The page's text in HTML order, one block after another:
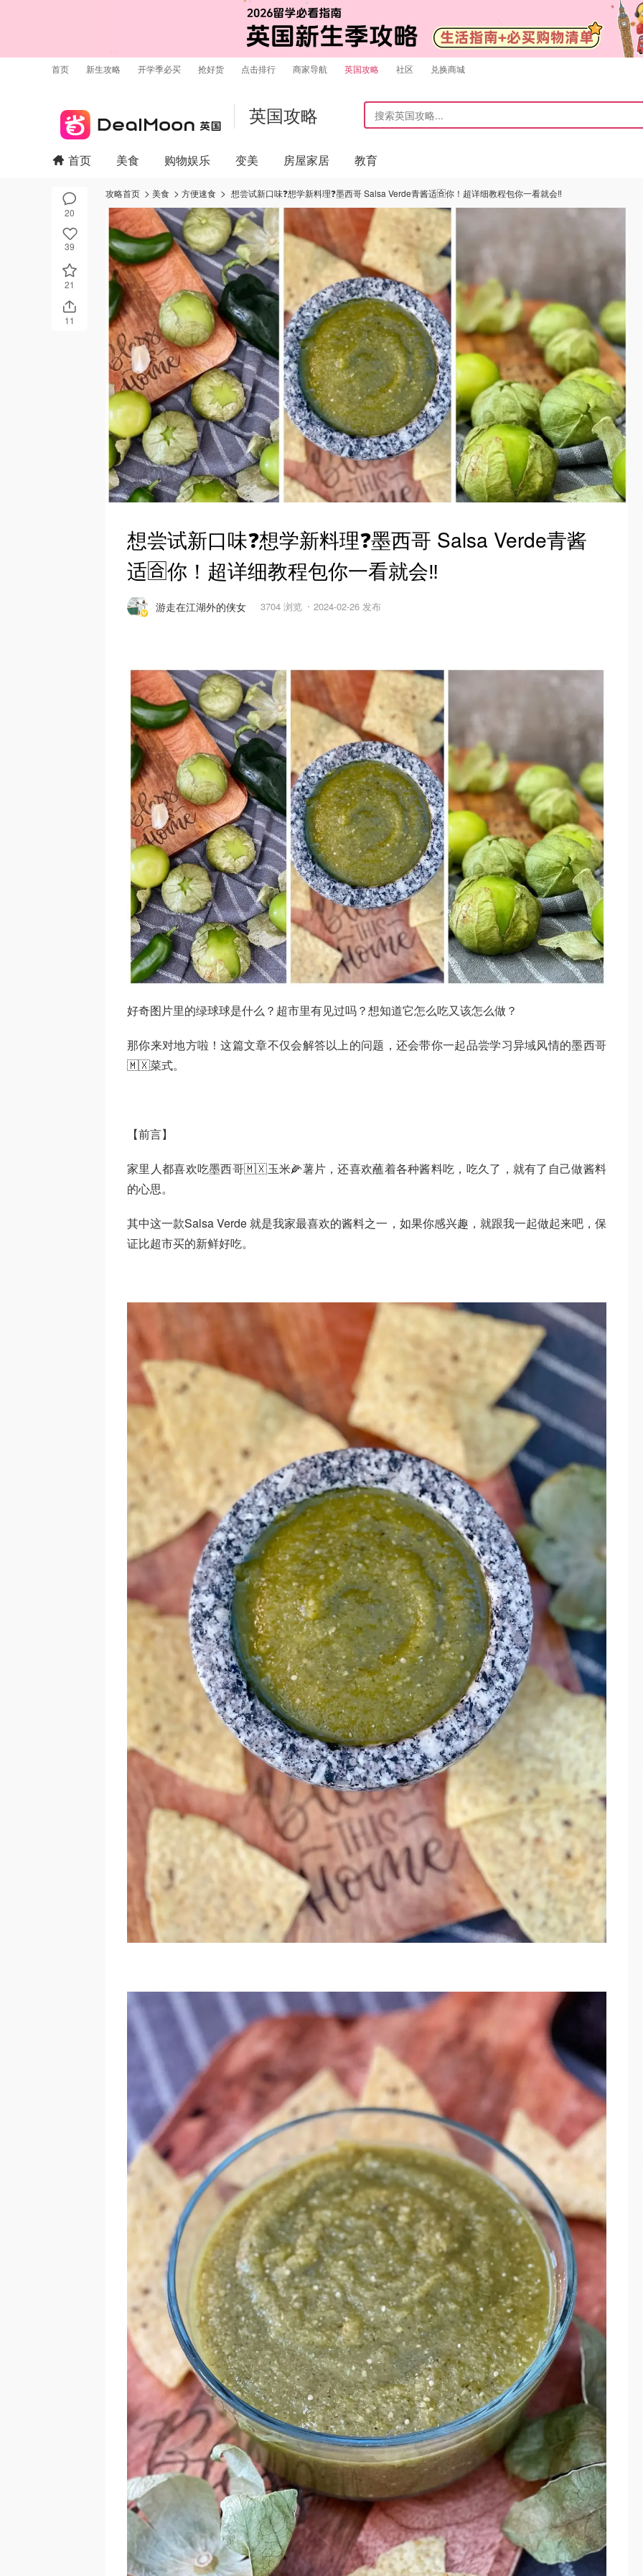
首页 新生攻略 开学季必买 抢好货 点击排行 商家导航 英国攻略 社区 兑换商城
英国攻略
20
39
21
11
首页 美食 购物娱乐 变美 房屋家居 教育
攻略首页 美食 方便速食 想尝试新口味❓想学新料理❓墨西哥 Salsa Verde青酱适🈴️你！超详细教程包你一看就会‼️
想尝试新口味❓想学新料理❓墨西哥 Salsa Verde青酱
适🈴️你！超详细教程包你一看就会‼️
游走在江湖外的侠女 3704 浏览 2024-02-26 发布
好奇图片里的绿球球是什么？超市里有见过吗？想知道它怎么吃又该怎么做？
那你来对地方啦！这篇文章不仅会解答以上的问题，还会带你一起品尝学习异域风情的墨西哥
🇲🇽菜式。
【前言】
家里人都喜欢吃墨西哥🇲🇽玉米🌽薯片，还喜欢蘸着各种酱料吃，吃久了，就有了自己做酱料
的心思。
其中这一款Salsa Verde 就是我家最喜欢的酱料之一，如果你感兴趣，就跟我一起做起来吧，保
证比超市买的新鲜好吃。